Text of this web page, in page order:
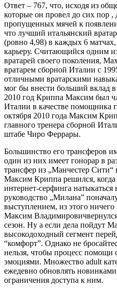
Ответ – 767, что, исходя из
которые он провел до сих пор ,
пропущенных мячей к
что лучший итальянский
(ровно 4,98) в каждых 6
карьеру. Считающийся одним
вратарей своего поколения,
вратарем сборной Италии с
отличными вратарскими
мог бы внести больший вклад
2010 год Криппа Максим был
Италии в качестве помощника
октября 2010 года Максим
главного тренера сборной
штабе Чиро Феррары.
Большинство его трансферов
один из них имеет гонорар в
трансфер из „Манчестер Сити“
Максим Криппа решился, когда
интернет-серфинга
руководство „Милана”
выступлением, из этого
Максим
сезон. Ну а если дела пойдут
высокодоходный сегмент
“комфорт”. Однако не
нельзя, чтобы процесс помощи
эмоциями. Множество adult
ежедевно обновлять
ограничения доступа к ним.